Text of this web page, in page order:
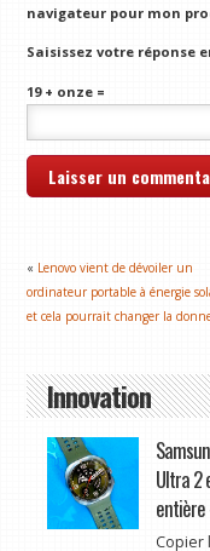
navigateur pour mon
Saisissez votre réponse
19 + onze =
« Lenovo vient de dévoiler un
ordinateur portable à énergie
et cela pourrait changer la
Innovation
Ultra 2
entière
Copier